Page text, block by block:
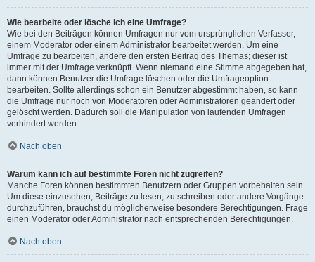
Wie bearbeite oder lösche ich eine Umfrage?
Wie bei den Beiträgen können Umfragen nur vom ursprünglichen Verfasser,
einem Moderator oder einem Administrator bearbeitet werden. Um eine
Umfrage zu bearbeiten, ändere den ersten Beitrag des Themas; dieser ist
immer mit der Umfrage verknüpft. Wenn niemand eine Stimme abgegeben hat,
dann können Benutzer die Umfrage löschen oder die Umfrageoption
bearbeiten. Sollte allerdings schon ein Benutzer abgestimmt haben, so kann
die Umfrage nur noch von Moderatoren oder Administratoren geändert oder
gelöscht werden. Dadurch soll die Manipulation von laufenden Umfragen
verhindert werden.
Nach oben
Warum kann ich auf bestimmte Foren nicht zugreifen?
Manche Foren können bestimmten Benutzern oder Gruppen vorbehalten sein.
Um diese einzusehen, Beiträge zu lesen, zu schreiben oder andere Vorgänge
durchzuführen, brauchst du möglicherweise besondere Berechtigungen. Frage
einen Moderator oder Administrator nach entsprechenden Berechtigungen.
Nach oben